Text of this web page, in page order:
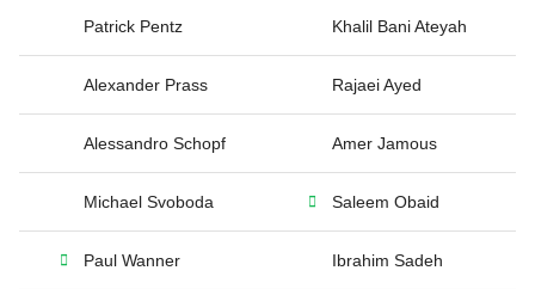
Patrick Pentz Khalil Bani Ateyah
Alexander Prass Rajaei Ayed
Alessandro Schopf Amer Jamous
Michael Svoboda Saleem Obaid
Paul Wanner Ibrahim Sadeh